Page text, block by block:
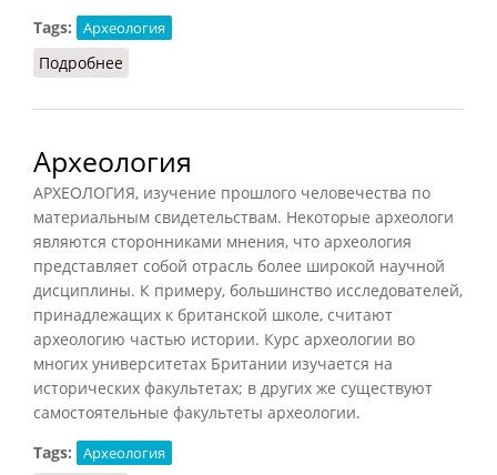
Tags:
Археология
Подробнее
Археология
АРХЕОЛОГИЯ, изучение прошлого человечества по
материальным свидетельствам. Некоторые археологи
являются сторонниками мнения, что археология
представляет собой отрасль более широкой научной
дисциплины. К примеру, большинство исследователей,
принадлежащих к британской школе, считают
археологию частью истории. Курс археологии во
многих университетах Британии изучается на
исторических факультетах; в других же существуют
самостоятельные факультеты археологии.
Tags:
Археология